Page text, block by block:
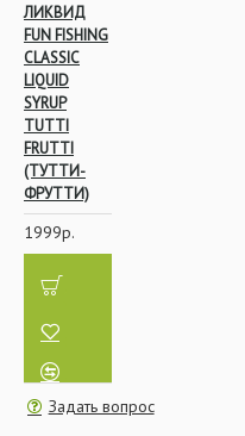
Стимуляторы аппетита
Изготовление бойлов
Конусы и Отводчики
ЛИКВИД
FUN FISHING
CLASSIC
LIQUID
SYRUP
TUTTI
FRUTTI
(ТУТТИ-
ФРУТТИ)
1999р.
Задать вопрос